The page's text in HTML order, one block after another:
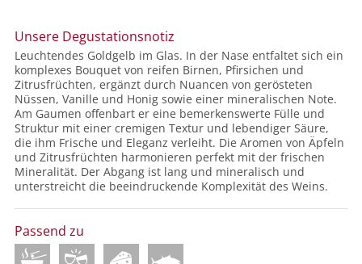
Unsere Degustationsnotiz
Leuchtendes Goldgelb im Glas. In der Nase entfaltet sich ein
komplexes Bouquet von reifen Birnen, Pfirsichen und
Zitrusfrüchten, ergänzt durch Nuancen von gerösteten
Nüssen, Vanille und Honig sowie einer mineralischen Note.
Am Gaumen offenbart er eine bemerkenswerte Fülle und
Struktur mit einer cremigen Textur und lebendiger Säure,
die ihm Frische und Eleganz verleiht. Die Aromen von Äpfeln
und Zitrusfrüchten harmonieren perfekt mit der frischen
Mineralität. Der Abgang ist lang und mineralisch und
unterstreicht die beeindruckende Komplexität des Weins.
Passend zu